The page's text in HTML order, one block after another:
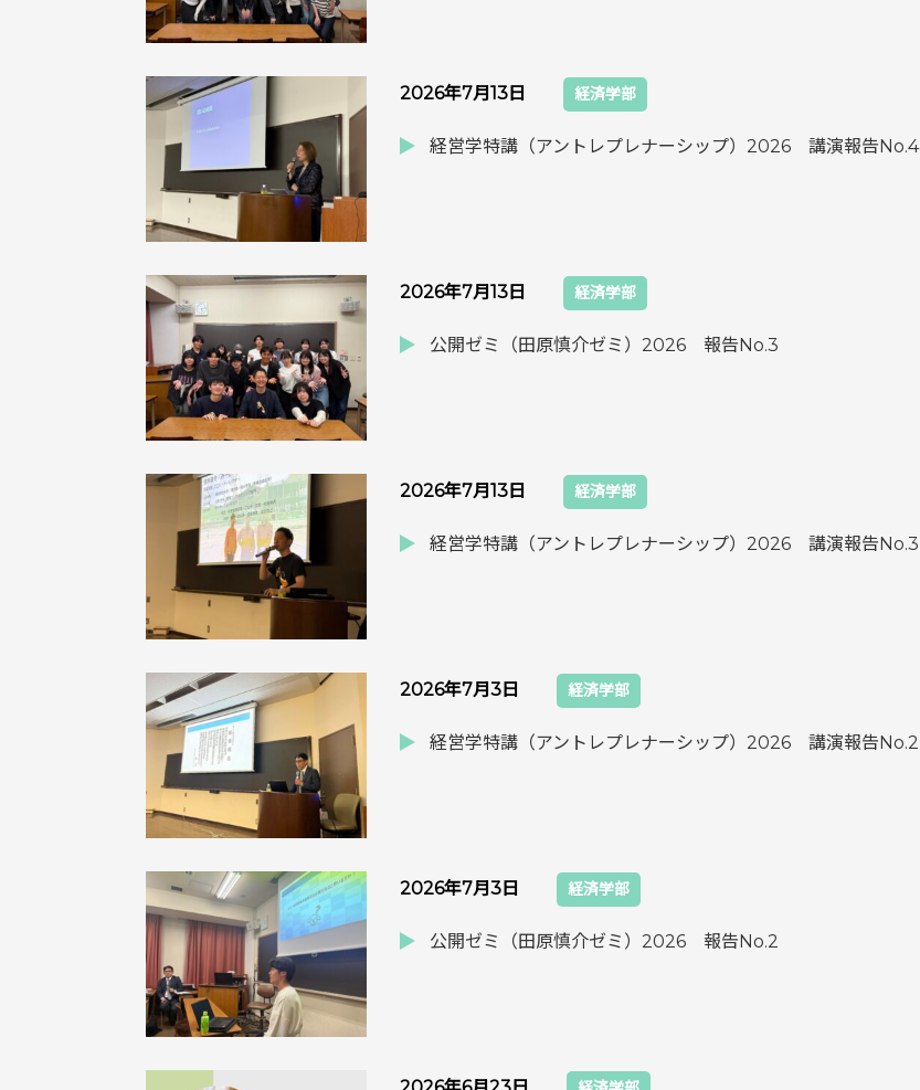
2026年7月13日 経済学部
経営学特講（アントレプレナーシップ）2026 講演報告No.4
2026年7月13日 経済学部
公開ゼミ（田原慎介ゼミ）2026 報告No.3
2026年7月13日 経済学部
経営学特講（アントレプレナーシップ）2026 講演報告No.3
2026年7月3日 経済学部
経営学特講（アントレプレナーシップ）2026 講演報告No.2
2026年7月3日 経済学部
公開ゼミ（田原慎介ゼミ）2026 報告No.2